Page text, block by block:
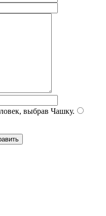
выбрав Чашку.